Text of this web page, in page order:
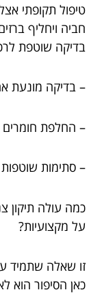
טיפול תקופתי
חביה ויחליף
בדיקה שוטפת
– בדיקה מונעת
– החלפת חומרים
– סתימות
כמה עולה תיקון
על מקצועיות?
זו שאלה שתמיד
כאן הסיפור הוא